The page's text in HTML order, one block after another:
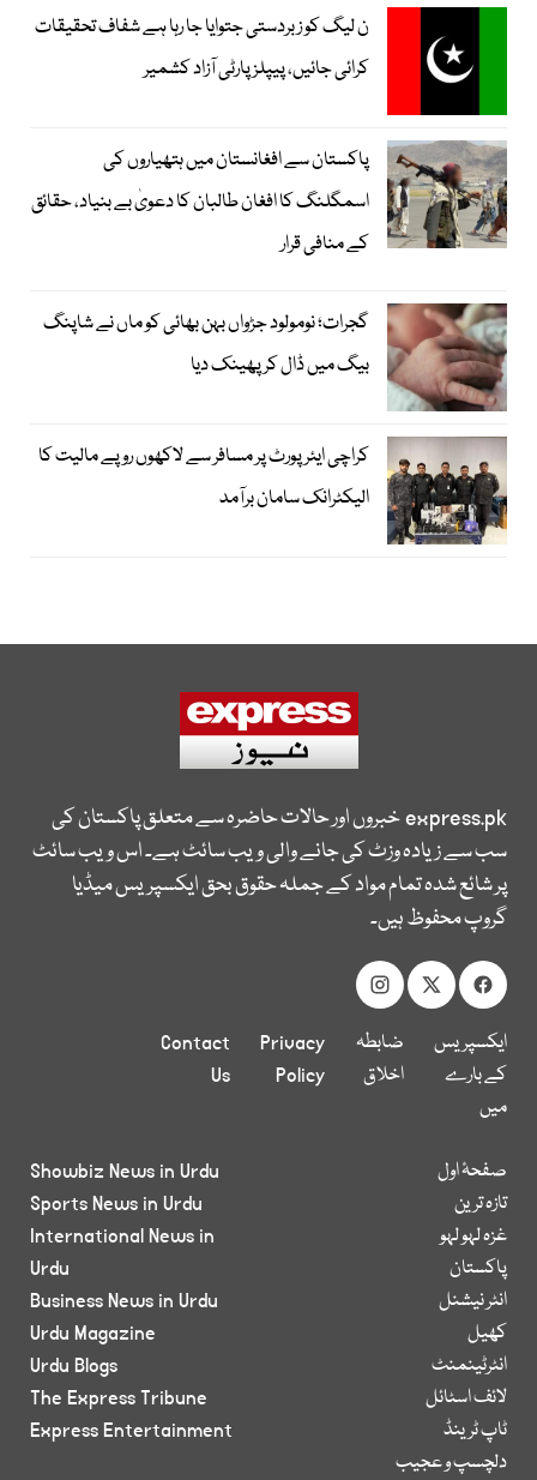
ن لیگ کو زبردستی جتوایا جا رہا ہے شفاف تحقیقات
کرائی جائیں، پیپلز پارٹی آزاد کشمیر
پاکستان سے افغانستان میں ہتھیاروں کی
اسمگلنگ کا افغان طالبان کا دعویٰ بے بنیاد، حقائق
کے منافی قرار
گجرات؛ نومولود جڑواں بہن بھائی کو ماں نے شاپنگ
بیگ میں ڈال کر پھینک دیا
کراچی ایئرپورٹ پر مسافر سے لاکھوں روپے مالیت کا
الیکٹرانک سامان برآمد
express.pkخبروں اور حالات حاضرہ سے متعلق پاکستان کی
سب سے زیادہ وزٹ کی جانے والی ویب سائٹ ہے۔ اس ویب سائٹ
پر شائع شدہ تمام مواد کے جملہ حقوق بحق ایکسپریس میڈیا
گروپ محفوظ ہیں۔
ایکسپریس
کے بارے
میں
ضابطہ
اخلاق
Privacy
Policy
Contact
Us
صفحۂ اول
تازہ ترین
غزہ لہو لہو
پاکستان
انٹر نیشنل
کھیل
انٹرٹینمنٹ
لائف اسٹائل
ٹاپ ٹرینڈ
دلچسپ و عجیب
Showbiz News in Urdu
Sports News in Urdu
International News in
Urdu
Business News in Urdu
Urdu Magazine
Urdu Blogs
The Express Tribune
Express Entertainment